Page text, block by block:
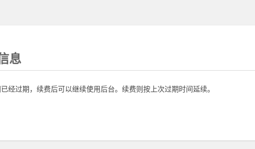
息
经过期，续费后可以继续使用后台。续费则按上次过期时间延续。